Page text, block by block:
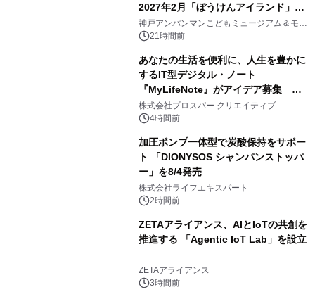
2027年2月「ぼうけんアイランド」が
オープン
神戸アンパンマンこどもミュージアム＆モー
ル 21時間前
あなたの生活を便利に、人生を豊かに
するIT型デジタル・ノート
『MyLifeNote』がアイデア募集 優
秀賞100名に1年間無償試用
株式会社プロスパー クリエイティブ
4時間前
加圧ポンプ一体型で炭酸保持をサポー
ト 「DIONYSOS シャンパンストッパ
ー」を8/4発売
株式会社ライフエキスパート
2時間前
ZETAアライアンス、AIとIoTの共創を
推進する 「Agentic IoT Lab」を設立
ZETAアライアンス
3時間前